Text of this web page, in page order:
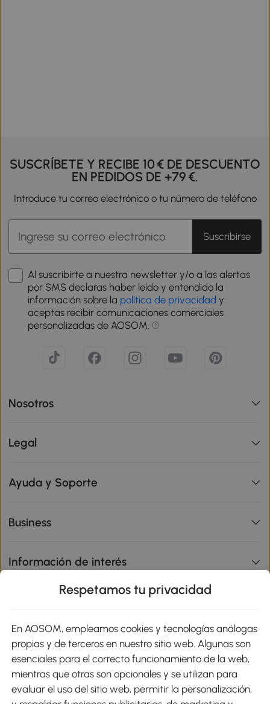
SUSCRÍBETE Y RECIBE 10 € DE DESCUENTO
EN PEDIDOS DE +79 €.
Introduce tu correo electrónico o tu número de teléfono
Suscribirse
Al suscribirte a nuestra newsletter y/o a las alertas
por SMS declaras haber leído y entendido la
información sobre la política de privacidad y
aceptas recibir comunicaciones comerciales
personalizadas de AOSOM.
Nosotros
Legal
Ayuda y Soporte
Business
Información de interés
Métodos de Pago
Respetamos tu privacidad
En AOSOM, empleamos cookies y tecnologías análogas
propias y de terceros en nuestro sitio web. Algunas son
esenciales para el correcto funcionamiento de la web,
mientras que otras son opcionales y se utilizan para
evaluar el uso del sitio web, permitir la personalización,